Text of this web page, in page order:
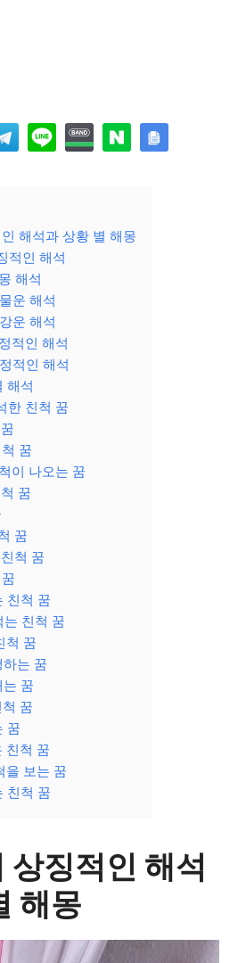
해석과 상황 별 해몽
적인 해석
해석
운 해석
운 해석
적인 해석
적인 해석
해석
한 친척 꿈
꿈
이 나오는 꿈
꿈
꿈
척 꿈
친척 꿈
는 친척 꿈
척 꿈
는 꿈
꿈
꿈
꿈
친척 꿈
을 보는 꿈
친척 꿈
상징적인 해석
해몽